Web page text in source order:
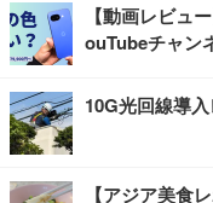
【動画レビュ
ouTubeチャン
10G光回線導
【アジア美食